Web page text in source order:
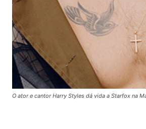
O ator e cantor Harry Styles dá vida a Starfox na